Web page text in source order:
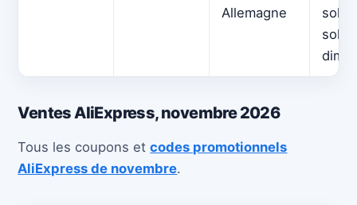
Allemagne
Ventes AliExpress, novembre 2026
Tous les coupons etcodes promotionnels
AliExpress de novembre.